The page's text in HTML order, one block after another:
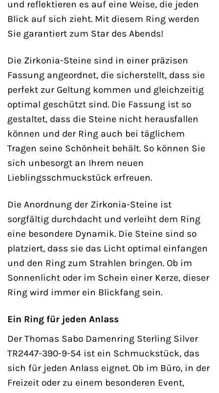
und reflektieren es auf eine Weise, die jeden
Blick auf sich zieht. Mit diesem Ring werden
Sie garantiert zum Star des Abends!
Die Zirkonia-Steine sind in einer präzisen
Fassung angeordnet, die sicherstellt, dass sie
perfekt zur Geltung kommen und gleichzeitig
optimal geschützt sind. Die Fassung ist so
gestaltet, dass die Steine nicht herausfallen
können und der Ring auch bei täglichem
Tragen seine Schönheit behält. So können Sie
sich unbesorgt an Ihrem neuen
Lieblingsschmuckstück erfreuen.
Die Anordnung der Zirkonia-Steine ist
sorgfältig durchdacht und verleiht dem Ring
eine besondere Dynamik. Die Steine sind so
platziert, dass sie das Licht optimal einfangen
und den Ring zum Strahlen bringen. Ob im
Sonnenlicht oder im Schein einer Kerze, dieser
Ring wird immer ein Blickfang sein.
Ein Ring für jeden Anlass
Der Thomas Sabo Damenring Sterling Silver
TR2447-390-9-54 ist ein Schmuckstück, das
sich für jeden Anlass eignet. Ob im Büro, in der
Freizeit oder zu einem besonderen Event,